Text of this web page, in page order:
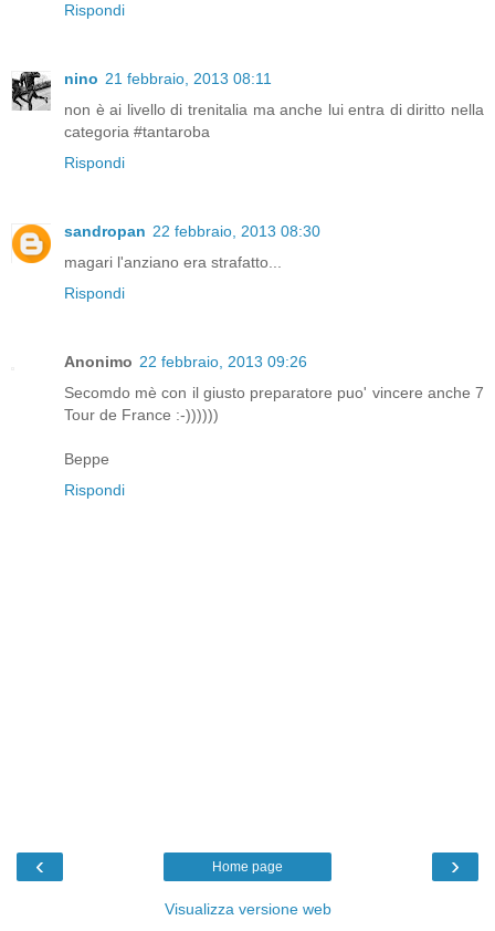
Rispondi
nino 21 febbraio, 2013 08:11
non è ai livello di trenitalia ma anche lui entra di diritto nella
categoria #tantaroba
Rispondi
sandropan 22 febbraio, 2013 08:30
magari l'anziano era strafatto...
Rispondi
Anonimo 22 febbraio, 2013 09:26
Secomdo mè con il giusto preparatore puo' vincere anche 7
Tour de France :-))))))
Beppe
Rispondi
‹ ›
Home page
Visualizza versione web